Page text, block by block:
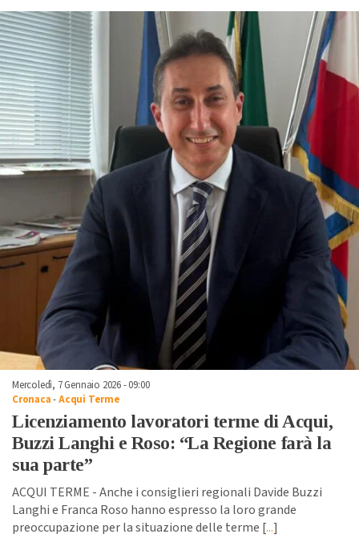
Mercoledì, 7 Gennaio 2026 - 09:00
Cronaca-Acqui Terme
Licenziamento lavoratori terme di Acqui,
Buzzi Langhi e Roso: “La Regione farà la
sua parte”
ACQUI TERME - Anche i consiglieri regionali Davide Buzzi
Langhi e Franca Roso hanno espresso la loro grande
preoccupazione per la situazione delle terme [...]